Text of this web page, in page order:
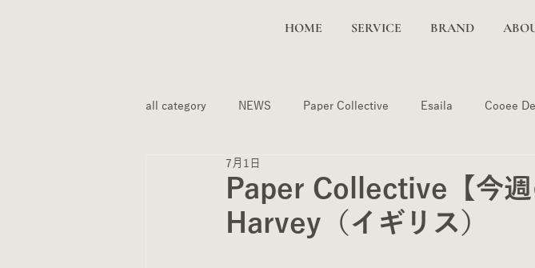
HOME SERVICE BRAND
all category NEWS Paper Collective Esaila Cooee
Paper Collective【今
Harvey（イギリス）
7月1日